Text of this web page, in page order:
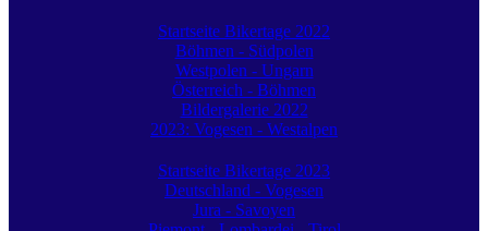
Startseite Bikertage 2022
Böhmen - Südpolen
Westpolen - Ungarn
Österreich - Böhmen
Bildergalerie 2022
2023: Vogesen - Westalpen
Startseite Bikertage 2023
Deutschland - Vogesen
Jura - Savoyen